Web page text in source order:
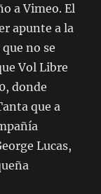
a Vimeo. El
apunte a la
no se
Vol Libre
donde
que a
Lucas,